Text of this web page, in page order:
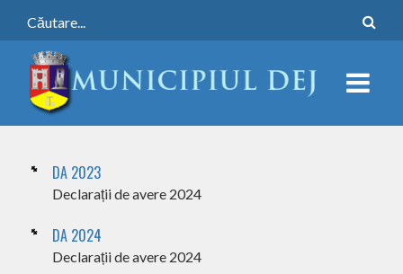
DA 2023
Declarații de avere 2024
DA 2024
Declarații de avere 2024